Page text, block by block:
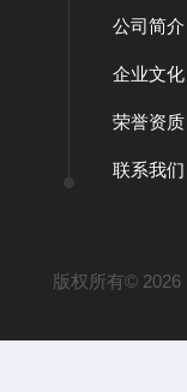
公司简介
企业文化
荣誉资质
联系我们
版权所有©